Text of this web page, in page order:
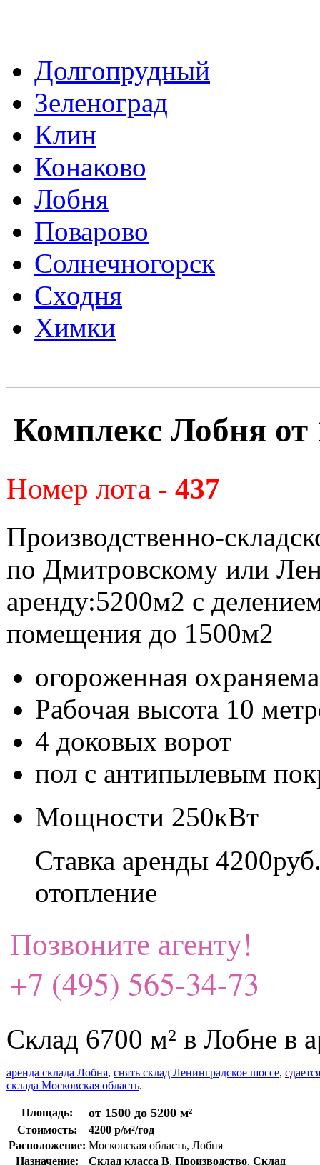
Долгопрудный
Зеленоград
Клин
Конаково
Лобня
Поварово
Солнечногорск
Сходня
Химки
Комплекс Лобня от
Номер лота - 437
Производственно-
по Дмитровскому или
аренду:5200м2 с
помещения до 1500м2
огороженная
Рабочая высота 10
4 доковых ворот
пол с антипылевым
Мощности 250кВт
Ставка аренды
отопление
Позвоните агенту!
+7 (495) 565-34-73
Склад 6700 м² в Лобне в
аренда склада Лобня, снять склад Ленинградское шоссе,
склада Московская область.
Площадь: от 1500 до 5200 м²
Стоимость:
4200 р/м²/год
Расположение: Московская область, Лобня
Назначение:
Склад класса B, Производство, Склад